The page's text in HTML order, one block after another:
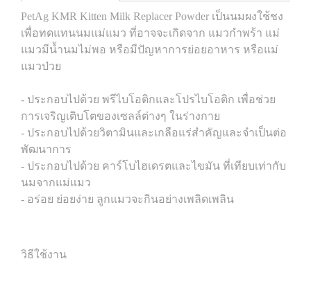
PetAg KMR Kitten Milk Replacer Powder เป็นนมผงใช้ชง
เพื่อทดแทนนมแม่แมว ที่อาจจะเกิดจาก แมวกำพร้า แม่
แมวมีน้ำนมไม่พอ หรือมีปัญหาการย่อยอาหาร หรือแม่
แมวป่วย
- ประกอบไปด้วย พรีไบโอติกและโปรไบโอติก เพื่อช่วย
การเจริญเติบโตของเซลล์ต่างๆ ในร่างกาย
- ประกอบไปด้วยวิตามินและเกลือแร่สำคัญและจำเป็นต่อ
พัฒนาการ
- ประกอบไปด้วย คาร์โบไฮเดรตและไขมัน ที่เทียบเท่ากับ
นมจากแม่แมว
- อร่อย ย่อยง่าย ลูกแมวจะกินอย่างเพลิดเพลิน
วิธีใช้งาน